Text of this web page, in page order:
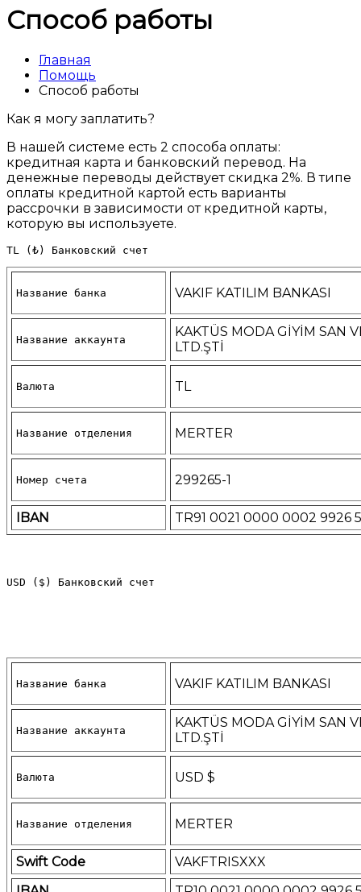
Способ работы
Главная
Помощь
Способ работы
Как я могу заплатить?
В нашей системе есть 2 способа оплаты:
кредитная карта и банковский перевод. На
денежные переводы действует скидка 2%. В типе
оплаты кредитной картой есть варианты
рассрочки в зависимости от кредитной карты,
которую вы используете.
TL (₺) Банковский счет
Название банка VAKIF KATILIM BANKASI
Название аккаунта
KAKTÜS MODA GİYİM SAN
LTD.ŞTİ
Валюта TL
Название отделения MERTER
Номер счета 299265-1
IBAN TR91 0021 0000 0002 9926
USD ($) Банковский счет
Название банка VAKIF KATILIM BANKASI
Название аккаунта
KAKTÜS MODA GİYİM SAN
LTD.ŞTİ
Валюта USD $
Название отделения MERTER
Swift Code
VAKFTRISXXX